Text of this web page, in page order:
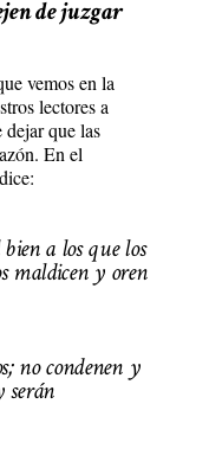
de juzgar
vemos en la
lectores a
que las
En el
a los que los
maldicen y oren
no condenen y
serán